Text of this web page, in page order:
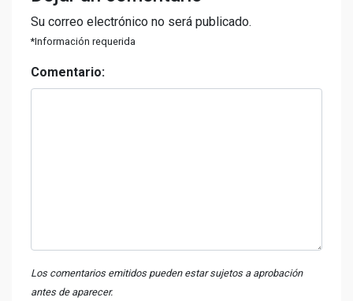
Su correo electrónico no será publicado.
*Información requerida
Comentario:
Los comentarios emitidos pueden estar sujetos a aprobación
antes de aparecer.